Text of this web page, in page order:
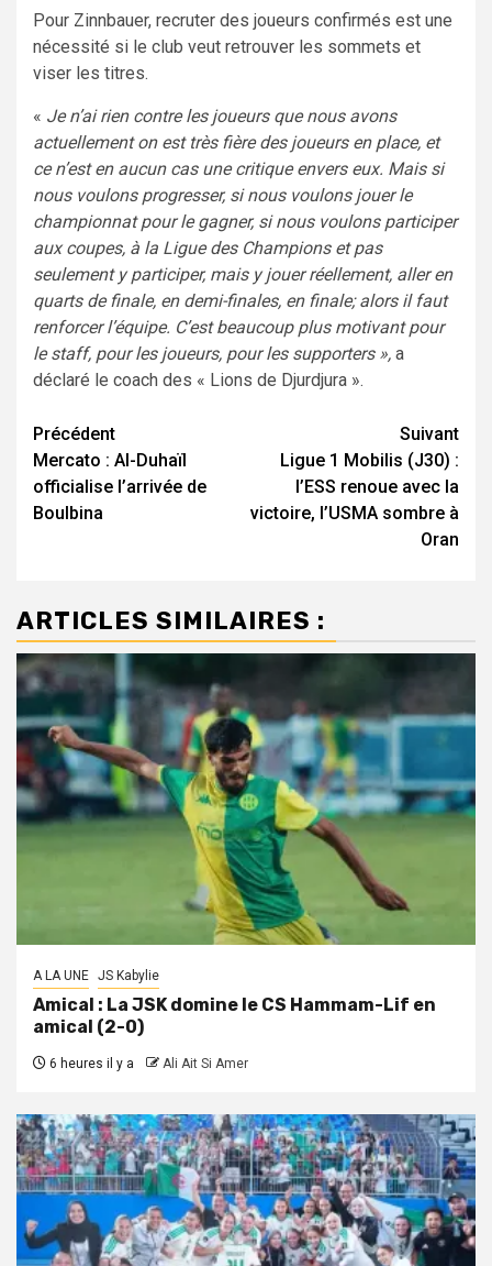
Pour Zinnbauer, recruter des joueurs confirmés est une
nécessité si le club veut retrouver les sommets et
viser les titres.
« Je n’ai rien contre les joueurs que nous avons
actuellement on est très fière des joueurs en place, et
ce n’est en aucun cas une critique envers eux. Mais si
nous voulons progresser, si nous voulons jouer le
championnat pour le gagner, si nous voulons participer
aux coupes, à la Ligue des Champions et pas
seulement y participer, mais y jouer réellement, aller en
quarts de finale, en demi-finales, en finale; alors il faut
renforcer l’équipe. C’est beaucoup plus motivant pour
le staff, pour les joueurs, pour les supporters », a
déclaré le coach des « Lions de Djurdjura ».
Navigation
d’article
Précédent
Mercato : Al-Duhaïl
officialise l’arrivée de
Boulbina
Suivant
Ligue 1 Mobilis (J30) :
l’ESS renoue avec la
victoire, l’USMA sombre à
Oran
ARTICLES SIMILAIRES :
A LA UNE JS Kabylie
Amical : La JSK domine le CS Hammam-Lif en
amical (2-0)
6 heures il y a Ali Ait Si Amer